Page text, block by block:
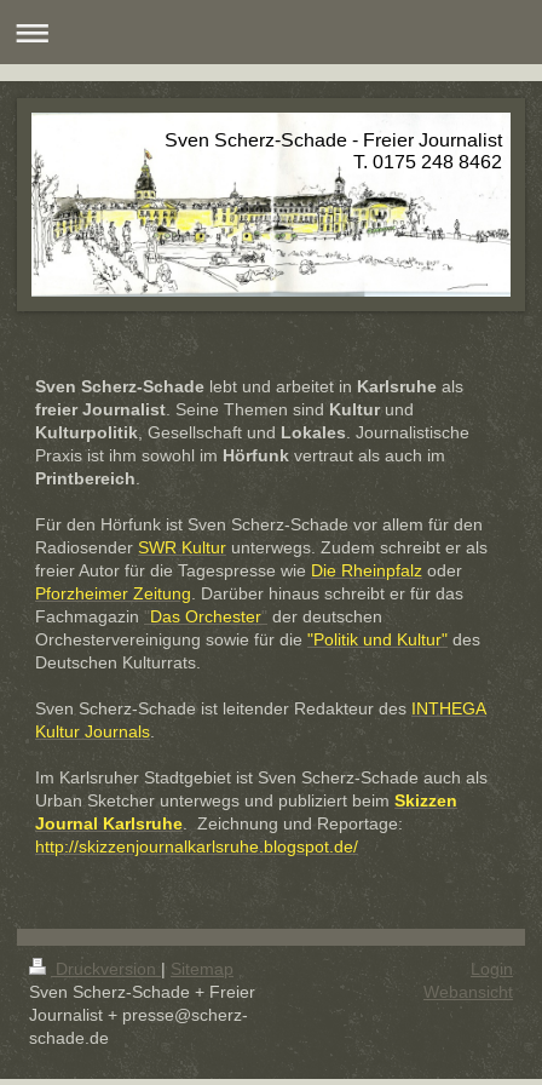
Sven Scherz-Schade - Freier Journalist
T. 0175 248 8462
Sven Scherz-Schade lebt und arbeitet in Karlsruhe als
freier Journalist . Seine Themen sind Kulturund
Kulturpolitik , Gesellschaft und Lokales . Journalistische
Praxis ist ihm sowohl im Hörfunk vertraut als auch im
Printbereich
Für den Hörfunk ist Sven Scherz-Schade vor allem für den
Radiosender SWR Kultur unterwegs. Zudem schreibt er als
freier Autor für die Tagespresse wie Die Rheinpfalz oder
Pforzheimer Zeitung . Darüber hinaus schreibt er für das
Fachmagazin "Das Orchester" der deutschen
Orchestervereinigung sowie für die "Politik und Kultur" des
Deutschen Kulturrats.
Sven Scherz-Schade ist leitender Redakteur des INTHEGA
Kultur Journals
Im Karlsruher Stadtgebiet ist Sven Scherz-Schade auch als
Urban Sketcher unterwegs und publiziert beim Skizzen
Journal Karlsruhe . Zeichnung und Reportage:
http://skizzenjournalkarlsruhe.blogspot.de/
Druckversion | Sitemap
Sven Scherz-Schade + Freier
Journalist + presse@scherz-
schade.de
Login
Webansicht